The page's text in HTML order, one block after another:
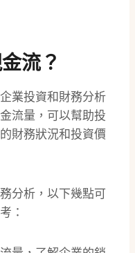
流？
業投資和財務分析
流量，可以幫助投
財務狀況和投資價
分析，以下幾點可
：